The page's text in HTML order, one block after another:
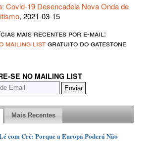
Covid-19 Desencadeia Nova Onda de
, 2021-03-15
mais recentes por e-mail:
mailing listgratuito do gatestone
SE NO MAILING LIST
Mais Recentes
com Cré: Porque a Europa Poderá Não